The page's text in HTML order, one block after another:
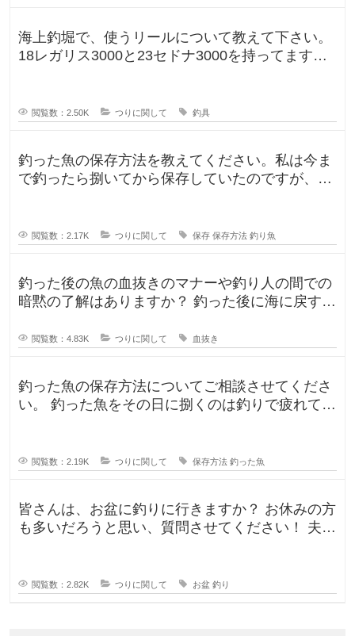
海上釣堀で、使うリールについて教えて下さい。
18レガリス3000と23セドナ3000を持ってます。
閲覧数：2.50K つりに関して 釣具
釣った魚の保存方法を教えてください。私は今ま
で釣ったら捌いてから保存していたのですが、人
閲覧数：2.17K つりに関して 保存 保存方法 釣り魚
釣った後の魚の血抜きのマナーや釣り人の間での
暗黙の了解はありますか？ 釣った後に海に戻す
閲覧数：4.83K つりに関して 血抜き
釣った魚の保存方法についてご相談させてくださ
い。 釣った魚をその日に捌くのは釣りで疲れてい
閲覧数：2.19K つりに関して 保存方法 釣った魚
皆さんは、お盆に釣りに行きますか？ お休みの方
も多いだろうと思い、質問させてください！ 夫曰
閲覧数：2.82K つりに関して お盆 釣り